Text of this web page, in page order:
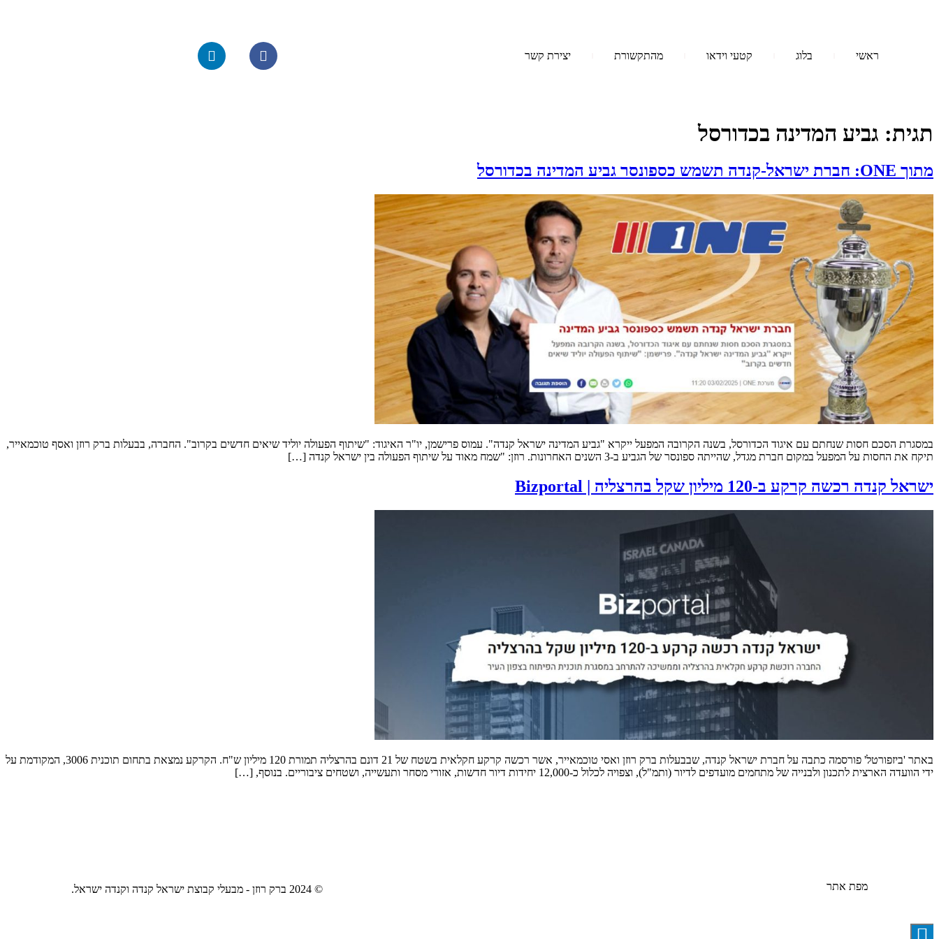
ראשי בלוג קטעי וידאו מהתקשורת יצירת קשר
תגית: גביע המדינה בכדורסל
מתוך ONE: חברת ישראל-קנדה תשמש כספונסר גביע המדינה בכדורסל
במסגרת הסכם חסות שנחתם עם איגוד הכדורסל, בשנה הקרובה המפעל ייקרא "גביע המדינה ישראל קנדה". עמוס פרישמן, יו"ר האיגוד: "שיתוף הפעולה יוליד שיאים חדשים בקרוב". החברה, בבעלות ברק רוזן ואסף טוכמאייר,
תיקח את החסות על המפעל במקום חברת מגדל, שהייתה ספונסר של הגביע ב-3 השנים האחרונות. רוזן: "שמח מאוד על שיתוף הפעולה בין ישראל קנדה […]
ישראל קנדה רכשה קרקע ב-120 מיליון שקל בהרצליה | Bizportal
באתר 'ביזפורטל' פורסמה כתבה על חברת ישראל קנדה, שבבעלות ברק רוזן ואסי טוכמאייר, אשר רכשה קרקע חקלאית בשטח של 21 דונם בהרצליה תמורת 120 מיליון ש"ח. הקרקע נמצאת בתחום תוכנית 3006, המקודמת על
ידי הוועדה הארצית לתכנון ולבנייה של מתחמים מועדפים לדיור (ותמ"ל), וצפויה לכלול כ-12,000 יחידות דיור חדשות, אזורי מסחר ותעשייה, ושטחים ציבוריים. בנוסף, […]
מפת אתר © 2024 ברק רוזן - מבעלי קבוצת ישראל קנדה וקנדה ישראל.